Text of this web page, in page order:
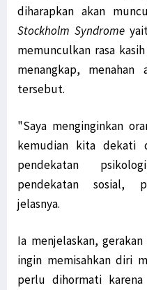
diharapkan akan
Stockholm Syndrome
memunculkan rasa
menangkap, menahan
tersebut.
"Saya menginginkan
kemudian kita dekati
pendekatan
pendekatan sosial,
jelasnya.
Ia menjelaskan,
ingin memisahkan diri
perlu dihormati